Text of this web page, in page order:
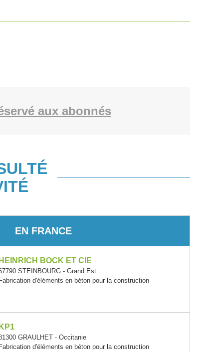
aux abonnés
EN FRANCE
HEINRICH BOCK ET CIE
STEINBOURG - Grand Est
Fabrication d'éléments en béton pour la construction
KP1
GRAULHET - Occitanie
Fabrication d'éléments en béton pour la construction